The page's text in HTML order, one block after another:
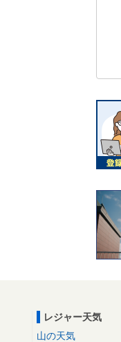
レジャー天気
山の天気